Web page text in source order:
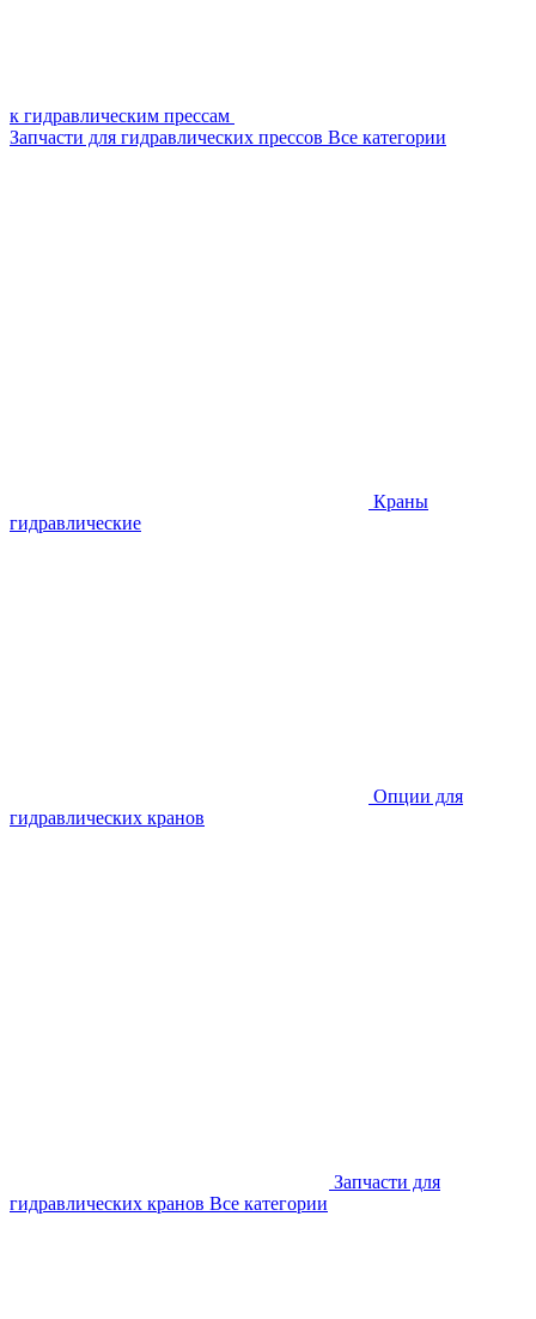
к гидравлическим прессам
Запчасти для гидравлических прессов Все категории
Краны
гидравлические
Опции для
гидравлических кранов
Запчасти для
гидравлических кранов Все категории